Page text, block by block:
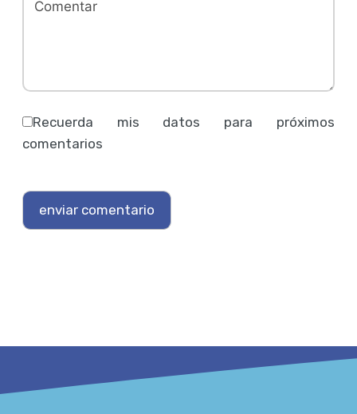
Recuerda mis datos para próximos
comentarios